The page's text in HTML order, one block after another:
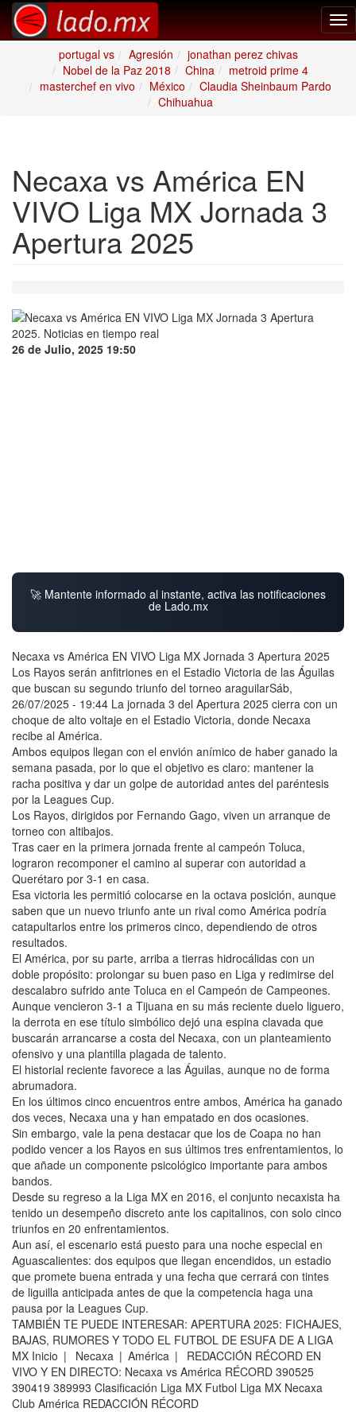
portugal vs
Agresión
jonathan perez chivas
Nobel de la Paz 2018
China
metroid prime 4
masterchef en vivo
México
Claudia Sheinbaum Pardo
Chihuahua
Necaxa vs América EN
VIVO Liga MX Jornada 3
Apertura 2025
26 de Julio, 2025 19:50
🚀 Mantente informado al instante, activa las notificaciones
de Lado.mx
Necaxa vs América EN VIVO Liga MX Jornada 3 Apertura 2025
Los Rayos serán anfitriones en el Estadio Victoria de las Águilas
que buscan su segundo triunfo del torneo araguilarSáb,
26/07/2025 - 19:44 La jornada 3 del Apertura 2025 cierra con un
choque de alto voltaje en el Estadio Victoria, donde Necaxa
recibe al América.
Ambos equipos llegan con el envión anímico de haber ganado la
semana pasada, por lo que el objetivo es claro: mantener la
racha positiva y dar un golpe de autoridad antes del paréntesis
por la Leagues Cup.
Los Rayos, dirigidos por Fernando Gago, viven un arranque de
torneo con altibajos.
Tras caer en la primera jornada frente al campeón Toluca,
lograron recomponer el camino al superar con autoridad a
Querétaro por 3-1 en casa.
Esa victoria les permitió colocarse en la octava posición, aunque
saben que un nuevo triunfo ante un rival como América podría
catapultarlos entre los primeros cinco, dependiendo de otros
resultados.
El América, por su parte, arriba a tierras hidrocálidas con un
doble propósito: prolongar su buen paso en Liga y redimirse del
descalabro sufrido ante Toluca en el Campeón de Campeones.
Aunque vencieron 3-1 a Tijuana en su más reciente duelo liguero,
la derrota en ese título simbólico dejó una espina clavada que
buscarán arrancarse a costa del Necaxa, con un planteamiento
ofensivo y una plantilla plagada de talento.
El historial reciente favorece a las Águilas, aunque no de forma
abrumadora.
En los últimos cinco encuentros entre ambos, América ha ganado
dos veces, Necaxa una y han empatado en dos ocasiones.
Sin embargo, vale la pena destacar que los de Coapa no han
podido vencer a los Rayos en sus últimos tres enfrentamientos, lo
que añade un componente psicológico importante para ambos
bandos.
Desde su regreso a la Liga MX en 2016, el conjunto necaxista ha
tenido un desempeño discreto ante los capitalinos, con solo cinco
triunfos en 20 enfrentamientos.
Aun así, el escenario está puesto para una noche especial en
Aguascalientes: dos equipos que llegan encendidos, un estadio
que promete buena entrada y una fecha que cerrará con tintes
de liguilla anticipada antes de que la competencia haga una
pausa por la Leagues Cup.
TAMBIÉN TE PUEDE INTERESAR: APERTURA 2025: FICHAJES,
BAJAS, RUMORES Y TODO EL FUTBOL DE ESUFA DE A LIGA
MX Inicio | Necaxa | América | REDACCIÓN RÉCORD EN
VIVO Y EN DIRECTO: Necaxa vs América RÉCORD 390525
390419 389993 Clasificación Liga MX Futbol Liga MX Necaxa
Club América REDACCIÓN RÉCORD